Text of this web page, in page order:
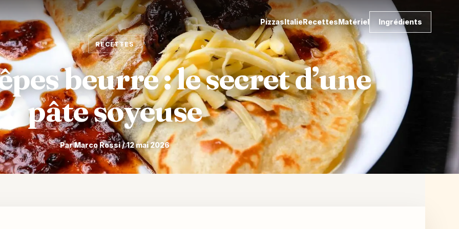
PizzasItalieRecettesMatériel Ingrédients
RECETTES
beurre : le secret d’une
pâte soyeuse
Par Marco Rossi / 12 mai 2026